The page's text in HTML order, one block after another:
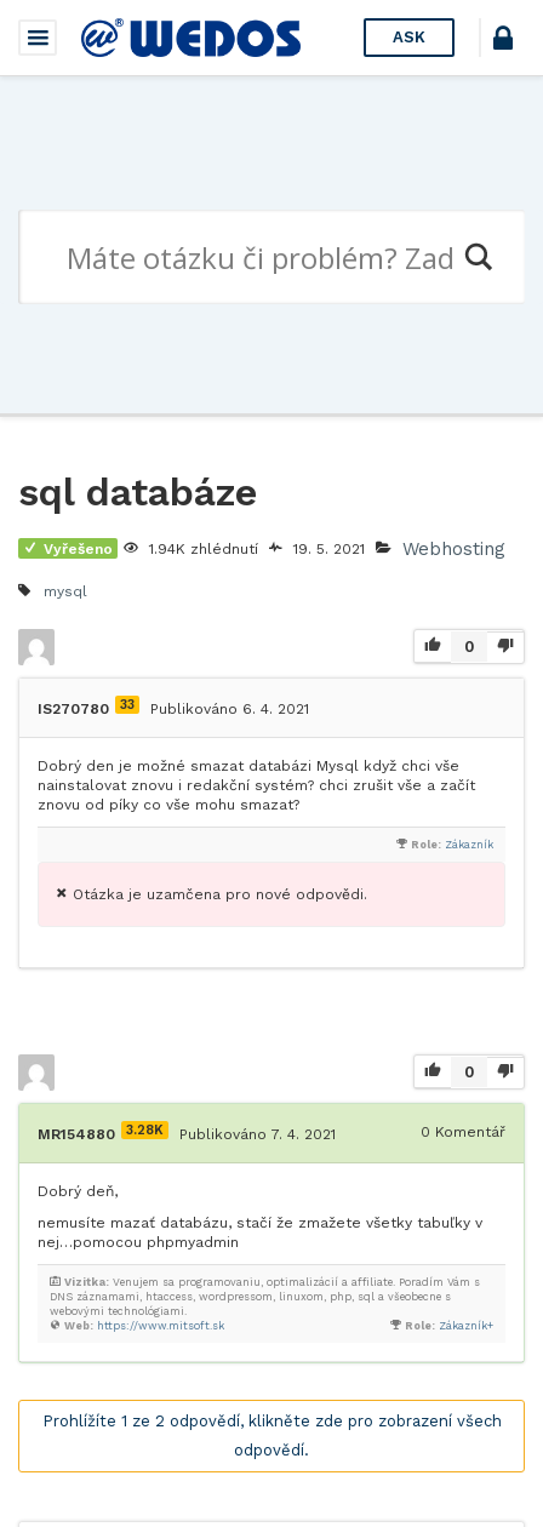
ASK
sql databáze
Vyřešeno 1.94K zhlédnutí 19. 5. 2021 Webhosting
mysql
0
IS270780 33 Publikováno 6. 4. 2021
Dobrý den je možné smazat databázi Mysql když chci vše
nainstalovat znovu i redakční systém? chci zrušit vše a začít
znovu od píky co vše mohu smazat?
Role: Zákazník
Otázka je uzamčena pro nové odpovědi.
0
MR154880 3.28K Publikováno 7. 4. 2021 0 Komentář
Dobrý deň,
nemusíte mazať databázu, stačí že zmažete všetky tabuľky v
nej…pomocou phpmyadmin
Role: Zákazník+
Web: https://www.mitsoft.sk
Vizitka: Venujem sa programovaniu, optimalizácií a affiliate. Poradím Vám s
DNS záznamami, htaccess, wordpressom, linuxom, php, sql a všeobecne s
webovými technológiami.
Prohlížíte 1 ze 2 odpovědí, klikněte zde pro zobrazení všech
odpovědí.